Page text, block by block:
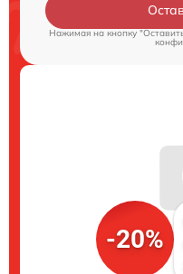
Нажимая на кнопку
-20%